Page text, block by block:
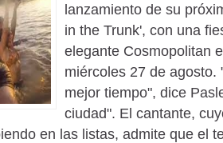
lanzamiento de su
in the Trunk', con una
elegante Cosmopolitan
miércoles 27 de agosto.
mejor tiempo", dice
ciudad". El cantante,
en las listas, admite que el